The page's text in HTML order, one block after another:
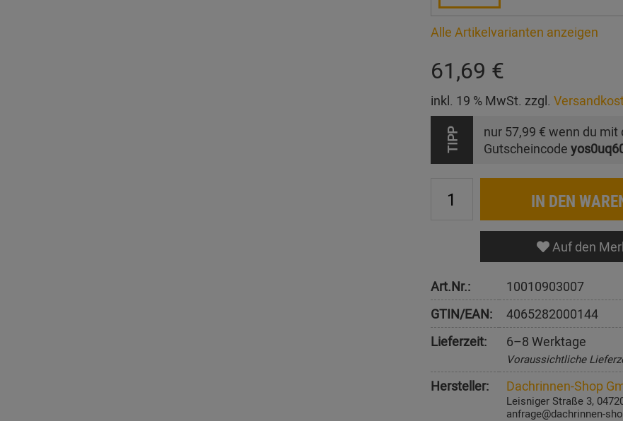
Alle Artikelvarianten anzeigen
61,69 €
inkl. 19 % MwSt. zzgl.
TIPP nur 57,99 € wenn du mit
Gutscheincode
IN DEN
Auf den
Art.Nr.:
10010903007
GTIN/EAN:
4065282000144
Lieferzeit:
6–8 Werktage
Voraussichtliche
Hersteller: Dachrinnen-Shop
Leisniger Straße 3,
anfrage@dachrinnen-